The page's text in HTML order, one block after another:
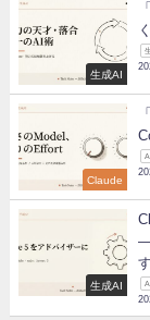
生成AI
Claude
生成AI
—